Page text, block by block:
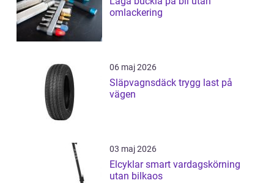
omlackering
06 maj 2026
Släpvagnsdäck trygg last på
vägen
03 maj 2026
Elcyklar smart vardagskörning
utan bilkaos